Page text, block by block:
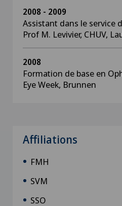
2008 - 2009
Assistant dans le service
Prof M. Levivier, CHUV,
2008
Formation de base en
Eye Week, Brunnen
Affiliations
FMH
SVM
SSO